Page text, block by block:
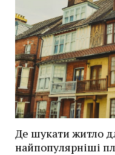
Де шукати житло
найпопулярніші